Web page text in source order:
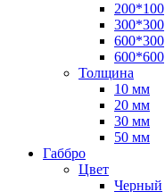
200*100
300*300
600*300
600*600
Толщина
10 мм
20 мм
30 мм
50 мм
Габбро
Цвет
Черный